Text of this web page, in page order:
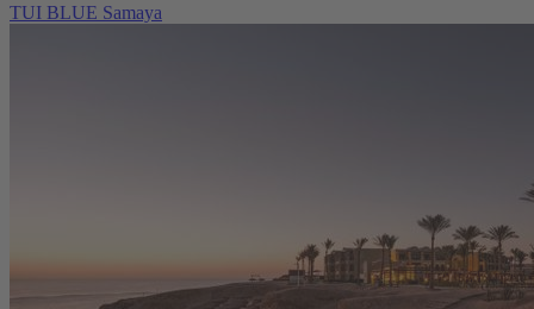
TUI BLUE Samaya